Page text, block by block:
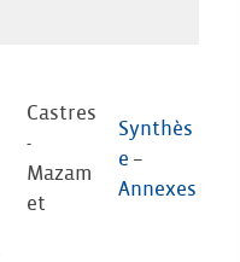
Castres
-
Mazam
et
Synthès
e –
Annexes